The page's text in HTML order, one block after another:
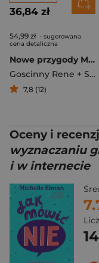
36,84 zł
54,99 zł - sugerowana
cena detaliczna
Nowe przygody Mikołajka. Kolejna porcja [2024]
Goscinny Rene + Sempe Jean-Jacques
7,8 (12)
Oceny i
wyznaczaniu
i w internecie
14